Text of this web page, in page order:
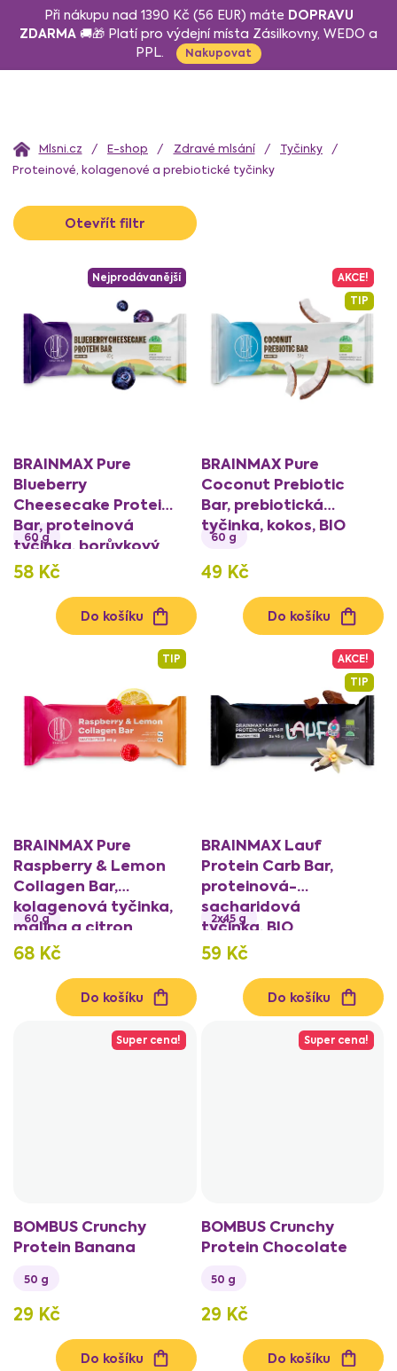
Při nákupu nad 1390 Kč (56 EUR) máte DOPRAVU
ZDARMA 🚚🎁 Platí pro výdejní místa Zásilkovny, WEDO a
PPL.
Nakupovat
Domů E-shop Zdravé mlsání
Tyčinky
Proteinové, kolagenové a prebiotické tyčinky
Otevřít filtr
V
ý
p
o
d
t
ů
Nejprodávanější
BRAINMAX Pure
Blueberry
Cheesecake Protein
Bar, proteinová
tyčinka, borůvkový
cheesecake, BIO
60 g
58 Kč
Do košíku
AKCE!
TIP
BRAINMAX Pure
Coconut Prebiotic
Bar, prebiotická
tyčinka, kokos, BIO
60 g
49 Kč
Do košíku
TIP
BRAINMAX Pure
Raspberry & Lemon
Collagen Bar,
kolagenová tyčinka,
malina a citron
60 g
68 Kč
Do košíku
AKCE!
TIP
BRAINMAX Lauf
Protein Carb Bar,
proteinová-
sacharidová
tyčinka, BIO
2x45 g
59 Kč
Do košíku
Super cena!
BOMBUS Crunchy
Protein Banana
50 g
29 Kč
Do košíku
Super cena!
BOMBUS Crunchy
Protein Chocolate
50 g
29 Kč
Do košíku